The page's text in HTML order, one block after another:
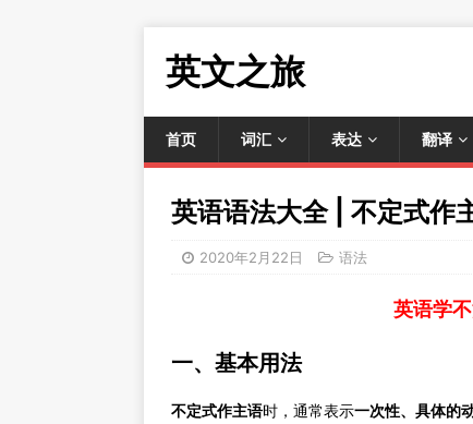
英文之旅
首页 词汇 表达 翻译
英语语法大全 | 不定式作
2020年2月22日 语法
英语学
一、基本用法
不定式作主语时，通常表示一次性、具体的